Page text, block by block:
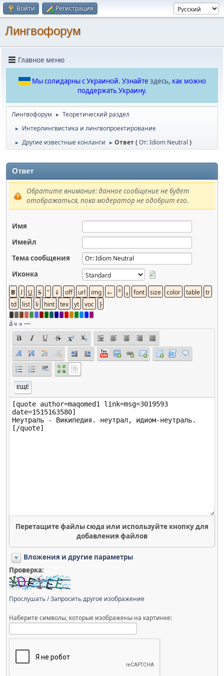
Войти Регистрация
Лингвофорум
Главное меню
Мы солидарны с Украиной. Узнайте здесь, как можно
поддержать Украину.
Лингвофорум ► Теоретический раздел
► Интерлингвистика и лингвопроектирование
► Другие известные конланги ► Ответ (От: Idiom Neutral )
Ответ
Обратите внимание: данное сообщение не будет
отображаться, пока модератор не одобрит его.
Имя
Имейл
Тема сообщения
Иконка
á« »—
ЕЩЁ
Перетащите файлы сюда или используйте кнопку для
добавления файлов
Вложения и другие параметры
Проверка:
Прослушать/Запросить другое изображение
Наберите символы, которые изображены на картинке: